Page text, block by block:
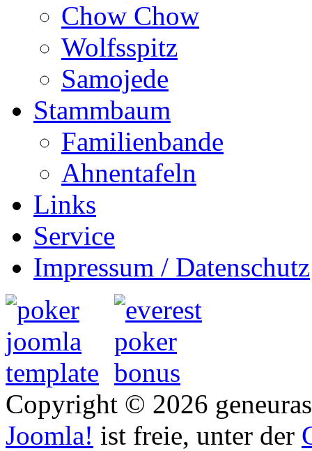
Chow Chow
Wolfsspitz
Samojede
Stammbaum
Familienbande
Ahnentafeln
Links
Service
Impressum / Datenschutz
Copyright © 2026
Joomla! ist freie, unter der